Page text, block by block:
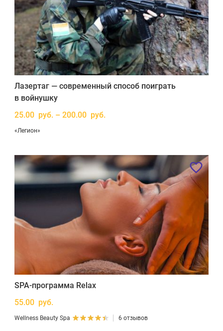
Лазертаг — современный способ поиграть
в войнушку
25.00 руб. – 200.00 руб.
«Легион»
SPA-программа Relax
55.00 руб.
Wellness Beauty Spa 6 отзывов